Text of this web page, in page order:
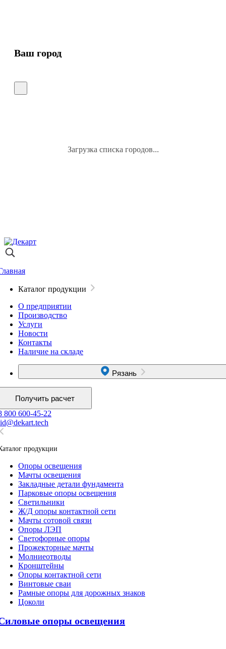
Ваш город
Загрузка списка городов...
Каталог продукции
О предприятии
Производство
Услуги
Новости
Контакты
Наличие на складе
Рязань
Получить расчет
800 600-45-22
продукции
Oпоры oсвeщения
Мачты освещения
Закладные детали фундамента
Парковые опоры освещения
Светильники
Ж/Д опоры контактной сети
Мачты сотовой связи
Опоры ЛЭП
Светофорные опоры
Прожекторные мачты
Молниеотводы
Кронштейны
Опоры контактной сети
Винтовые сваи
Рамные опоры для дорожных знаков
Цоколи
опоры освещения